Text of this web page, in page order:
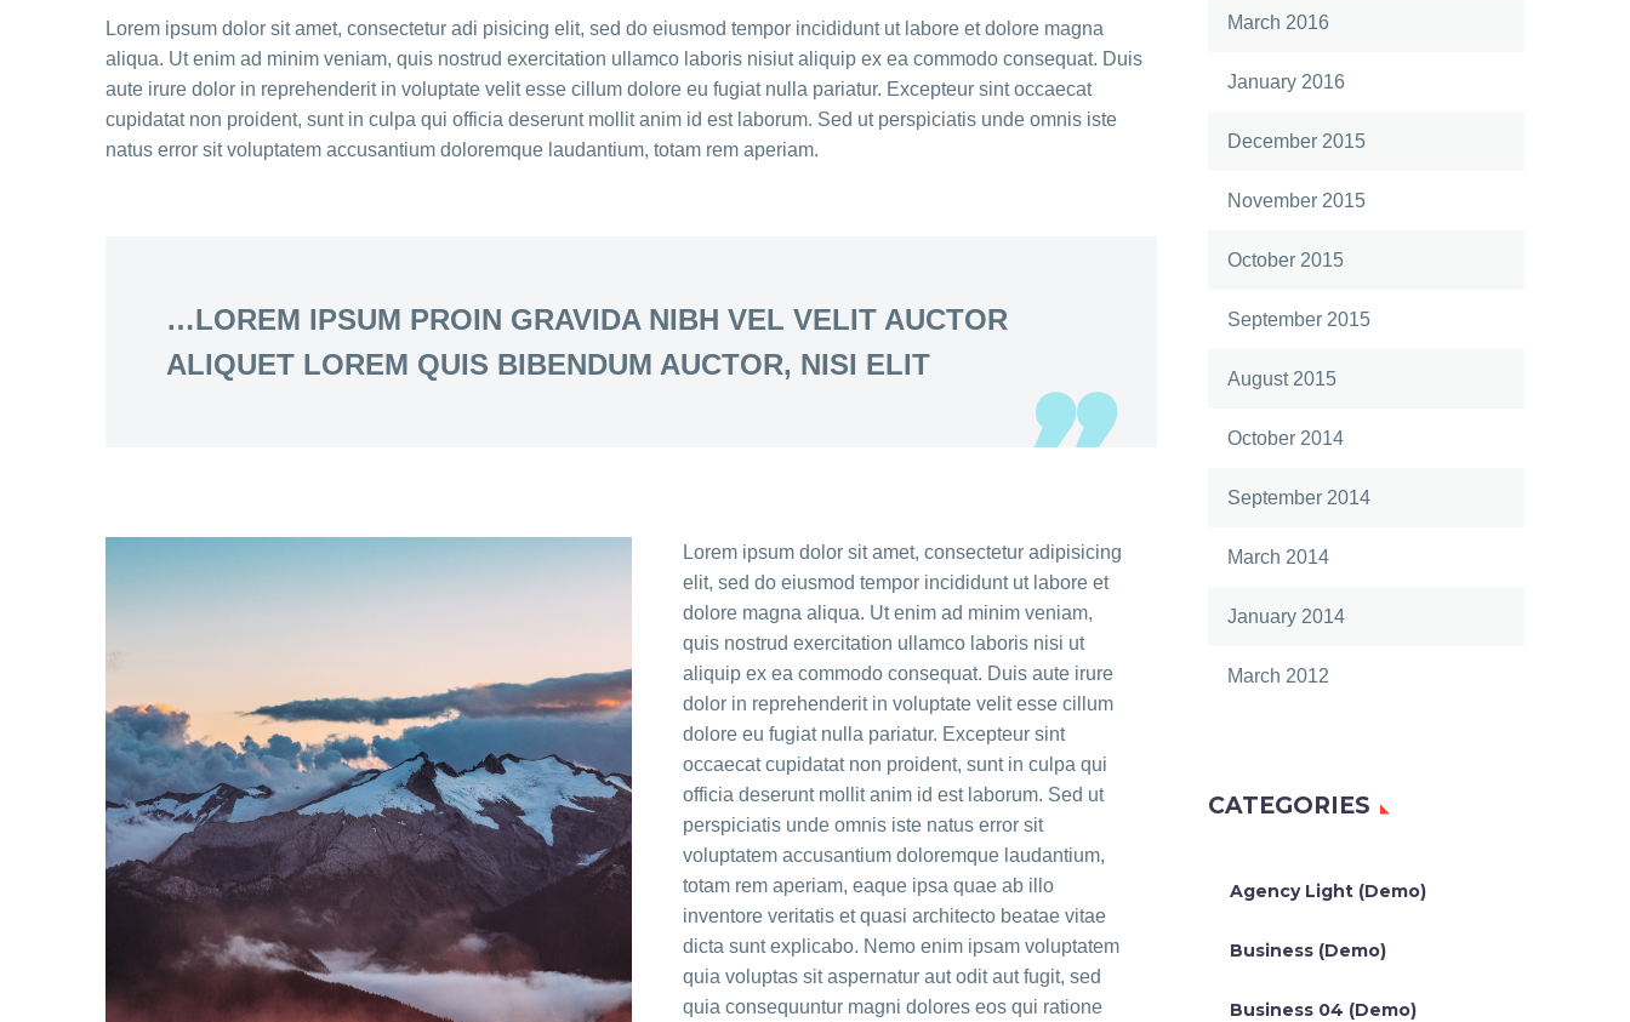
Lorem ipsum dolor sit amet, consectetur adi pisicing elit, sed do eiusmod tempor incididunt ut labore et dolore magna
aliqua. Ut enim ad minim veniam, quis nostrud exercitation ullamco laboris nisiut aliquip ex ea commodo consequat. Duis
aute irure dolor in reprehenderit in voluptate velit esse cillum dolore eu fugiat nulla pariatur. Excepteur sint occaecat
cupidatat non proident, sunt in culpa qui officia deserunt mollit anim id est laborum. Sed ut perspiciatis unde omnis iste
natus error sit voluptatem accusantium doloremque laudantium, totam rem aperiam.
…LOREM IPSUM PROIN GRAVIDA NIBH VEL VELIT AUCTOR
ALIQUET LOREM QUIS BIBENDUM AUCTOR, NISI ELIT
Lorem ipsum dolor sit amet, consectetur adipisicing
elit, sed do eiusmod tempor incididunt ut labore et
dolore magna aliqua. Ut enim ad minim veniam,
quis nostrud exercitation ullamco laboris nisi ut
aliquip ex ea commodo consequat. Duis aute irure
dolor in reprehenderit in voluptate velit esse cillum
dolore eu fugiat nulla pariatur. Excepteur sint
occaecat cupidatat non proident, sunt in culpa qui
officia deserunt mollit anim id est laborum. Sed ut
perspiciatis unde omnis iste natus error sit
voluptatem accusantium doloremque laudantium,
totam rem aperiam, eaque ipsa quae ab illo
inventore veritatis et quasi architecto beatae vitae
dicta sunt explicabo. Nemo enim ipsam voluptatem
quia voluptas sit aspernatur aut odit aut fugit, sed
quia consequuntur magni dolores eos qui ratione
March 2016
January 2016
December 2015
November 2015
October 2015
September 2015
August 2015
October 2014
September 2014
March 2014
January 2014
March 2012
CATEGORIES
Agency Light (Demo)
Business (Demo)
Business 04 (Demo)